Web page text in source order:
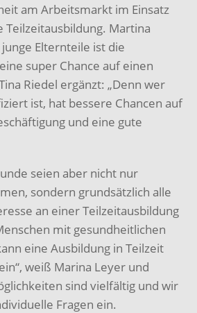
am Arbeitsmarkt im Einsatz
Martina
Elternteile ist die
super Chance auf einen
Riedel ergänzt: „Denn wer
ist, hat bessere Chancen auf
und eine gute
seien aber nicht nur
sondern grundsätzlich alle
an einer Teilzeitausbildung
mit gesundheitlichen
eine Ausbildung in Teilzeit
weiß Marina Leyer und
sind vielfältig und wir
Fragen ein.